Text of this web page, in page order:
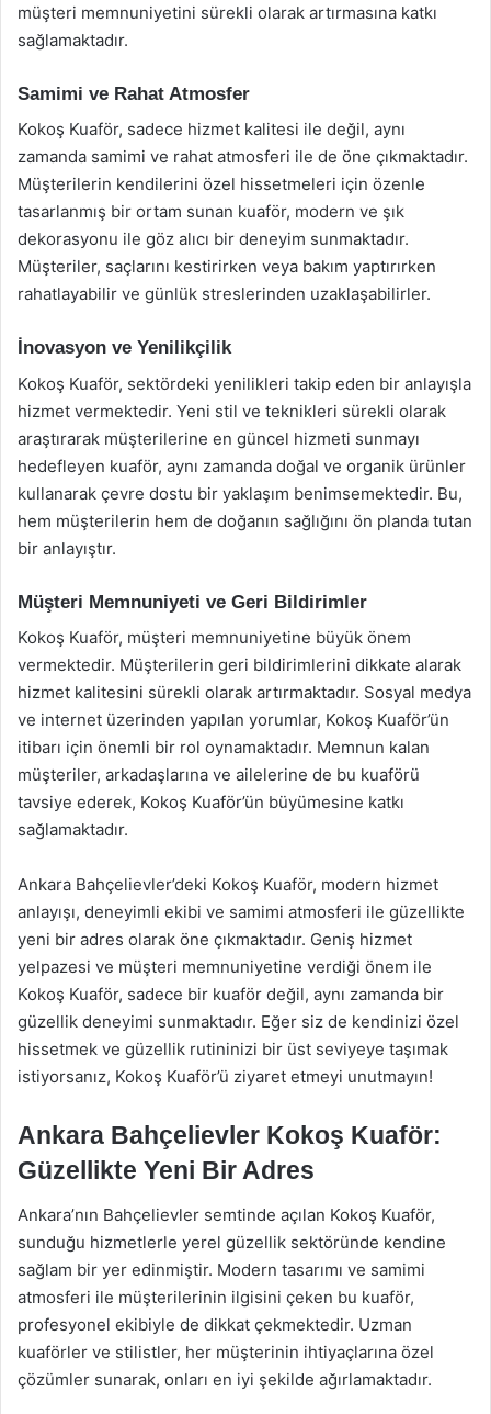
müşteri memnuniyetini sürekli olarak artırmasına katkı
sağlamaktadır.
Samimi ve Rahat Atmosfer
Kokoş Kuaför, sadece hizmet kalitesi ile değil, aynı
zamanda samimi ve rahat atmosferi ile de öne çıkmaktadır.
Müşterilerin kendilerini özel hissetmeleri için özenle
tasarlanmış bir ortam sunan kuaför, modern ve şık
dekorasyonu ile göz alıcı bir deneyim sunmaktadır.
Müşteriler, saçlarını kestirirken veya bakım yaptırırken
rahatlayabilir ve günlük streslerinden uzaklaşabilirler.
İnovasyon ve Yenilikçilik
Kokoş Kuaför, sektördeki yenilikleri takip eden bir anlayışla
hizmet vermektedir. Yeni stil ve teknikleri sürekli olarak
araştırarak müşterilerine en güncel hizmeti sunmayı
hedefleyen kuaför, aynı zamanda doğal ve organik ürünler
kullanarak çevre dostu bir yaklaşım benimsemektedir. Bu,
hem müşterilerin hem de doğanın sağlığını ön planda tutan
bir anlayıştır.
Müşteri Memnuniyeti ve Geri Bildirimler
Kokoş Kuaför, müşteri memnuniyetine büyük önem
vermektedir. Müşterilerin geri bildirimlerini dikkate alarak
hizmet kalitesini sürekli olarak artırmaktadır. Sosyal medya
ve internet üzerinden yapılan yorumlar, Kokoş Kuaför’ün
itibarı için önemli bir rol oynamaktadır. Memnun kalan
müşteriler, arkadaşlarına ve ailelerine de bu kuaförü
tavsiye ederek, Kokoş Kuaför’ün büyümesine katkı
sağlamaktadır.
Ankara Bahçelievler’deki Kokoş Kuaför, modern hizmet
anlayışı, deneyimli ekibi ve samimi atmosferi ile güzellikte
yeni bir adres olarak öne çıkmaktadır. Geniş hizmet
yelpazesi ve müşteri memnuniyetine verdiği önem ile
Kokoş Kuaför, sadece bir kuaför değil, aynı zamanda bir
güzellik deneyimi sunmaktadır. Eğer siz de kendinizi özel
hissetmek ve güzellik rutininizi bir üst seviyeye taşımak
istiyorsanız, Kokoş Kuaför’ü ziyaret etmeyi unutmayın!
Ankara Bahçelievler Kokoş Kuaför:
Güzellikte Yeni Bir Adres
Ankara’nın Bahçelievler semtinde açılan Kokoş Kuaför,
sunduğu hizmetlerle yerel güzellik sektöründe kendine
sağlam bir yer edinmiştir. Modern tasarımı ve samimi
atmosferi ile müşterilerinin ilgisini çeken bu kuaför,
profesyonel ekibiyle de dikkat çekmektedir. Uzman
kuaförler ve stilistler, her müşterinin ihtiyaçlarına özel
çözümler sunarak, onları en iyi şekilde ağırlamaktadır.